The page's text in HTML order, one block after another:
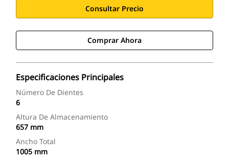
Consultar Precio
Comprar Ahora
Especificaciones Principales
Número De Dientes
6
Altura De Almacenamiento
657 mm
Ancho Total
1005 mm